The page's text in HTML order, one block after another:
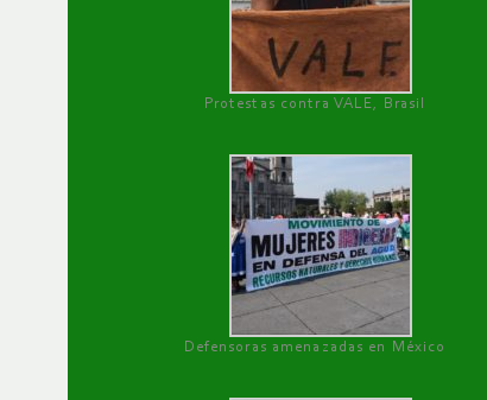
Protestas contra VALE, Brasil
Defensoras amenazadas en México